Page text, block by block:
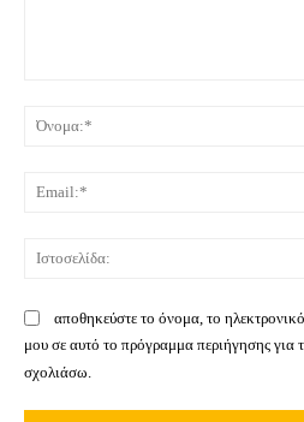
αποθηκεύστε το όνομα, το
μου σε αυτό το πρόγραμμα περιήγησης
σχολιάσω.